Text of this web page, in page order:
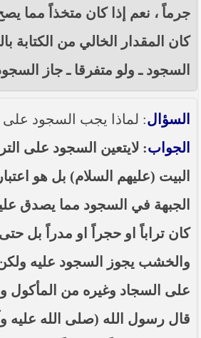
جرماً ، نعم إذا كان متخذاً مما
كان المقدار الخالي من الكتابة
السجود ـ ولو متفرقا ـ جاز
السؤال: لماذا يجب السجود على
الجواب: لايتعين السجود على
البيت (عليهم السلام) بل هو
الجبهة في السجود مما يصدق
كان تراباً او حجراً او مدراً بل
والخشب يجوز السجود عليه
على السجاد وغيره من المأكول
قال رسول الله (صلى الله عليه